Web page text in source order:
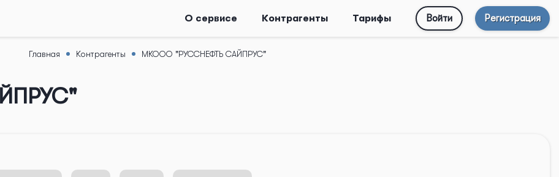
О сервисе Контрагенты Тарифы Войти Регистрация
Главная Контрагенты МКООО "РУССНЕФТЬ САЙПРУС"